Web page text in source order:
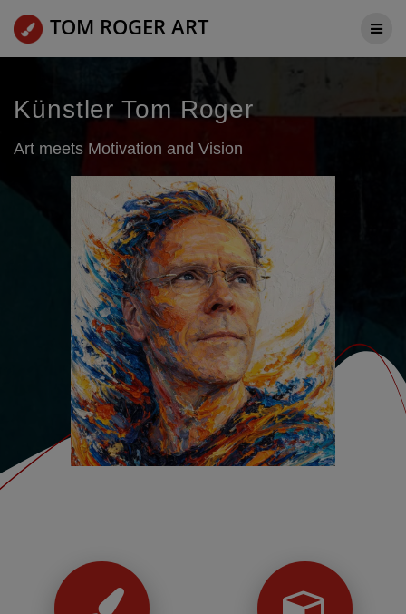
Inhalt
springen
TOM ROGER ART
Künstler Tom Roger
Art meets Motivation and Vision